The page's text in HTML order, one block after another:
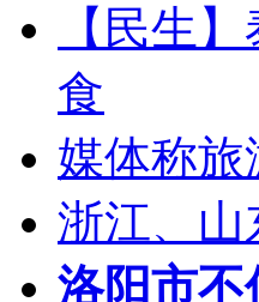
【民生
食
媒体称
浙江、山
洛阳市不